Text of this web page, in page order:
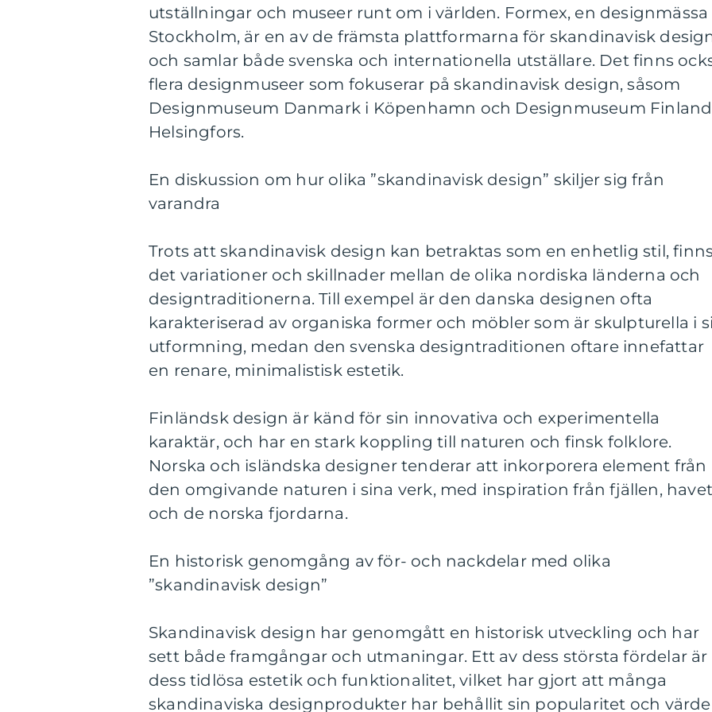
utställningar och museer runt om i världen. Formex, en designmässa
Stockholm, är en av de främsta plattformarna för skandinavisk
och samlar både svenska och internationella utställare. Det finns
flera designmuseer som fokuserar på skandinavisk design, såsom
Designmuseum Danmark i Köpenhamn och Designmuseum
Helsingfors.
En diskussion om hur olika ”skandinavisk design” skiljer sig från
varandra
Trots att skandinavisk design kan betraktas som en enhetlig stil, finns
det variationer och skillnader mellan de olika nordiska länderna och
designtraditionerna. Till exempel är den danska designen ofta
karakteriserad av organiska former och möbler som är skulpturella i
utformning, medan den svenska designtraditionen oftare innefattar
en renare, minimalistisk estetik.
Finländsk design är känd för sin innovativa och experimentella
karaktär, och har en stark koppling till naturen och finsk folklore.
Norska och isländska designer tenderar att inkorporera element från
den omgivande naturen i sina verk, med inspiration från fjällen, havet
och de norska fjordarna.
En historisk genomgång av för- och nackdelar med olika
”skandinavisk design”
Skandinavisk design har genomgått en historisk utveckling och har
sett både framgångar och utmaningar. Ett av dess största fördelar är
dess tidlösa estetik och funktionalitet, vilket har gjort att många
skandinaviska designprodukter har behållit sin popularitet och värde